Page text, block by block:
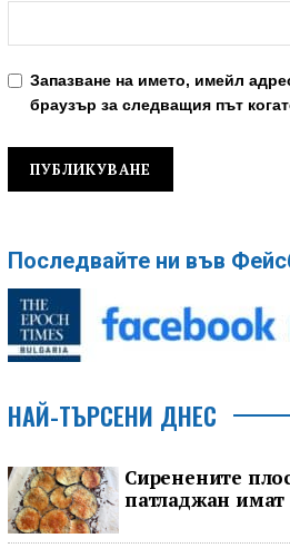
Запазване на името, имейл
браузър за следващия път
Последвайте ни във
НАЙ-ТЪРСЕНИ ДНЕС
Сиренените
патладжан имат